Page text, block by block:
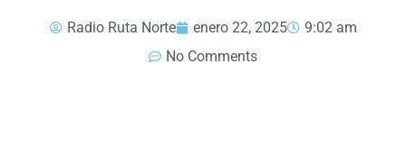
Radio Ruta Norte enero 22, 2025
9:02 am
No Comments